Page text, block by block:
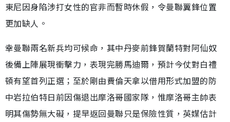
東尼因身陷涉打女性的官非而暫時休假，令曼聯翼鋒位置
更加缺人。
幸曼聯兩名新兵均可候命，其中丹麥前鋒賀蘭特對阿仙奴
後備上陣展現衝擊力，表現完勝馬迪爾，預計今仗對白禮
頓有望首列正選；至於剛由費倫天拿以借用形式加盟的防
中岩拉伯特日前因傷退出摩洛哥國家隊，惟摩洛哥主帥表
明其傷勢無大礙，提早返回曼聯只是保險性質，英媒估計